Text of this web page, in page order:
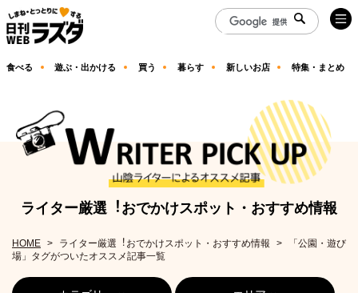
食べる 遊ぶ・出かける 買う 暮らす 新しいお店 特集・まとめ
ライター厳選︕おでかけスポット・おすすめ情報
HOME ライター厳選︕おでかけスポット・おすすめ情報
「公園・遊び
場」タグがついたオススメ記事一覧